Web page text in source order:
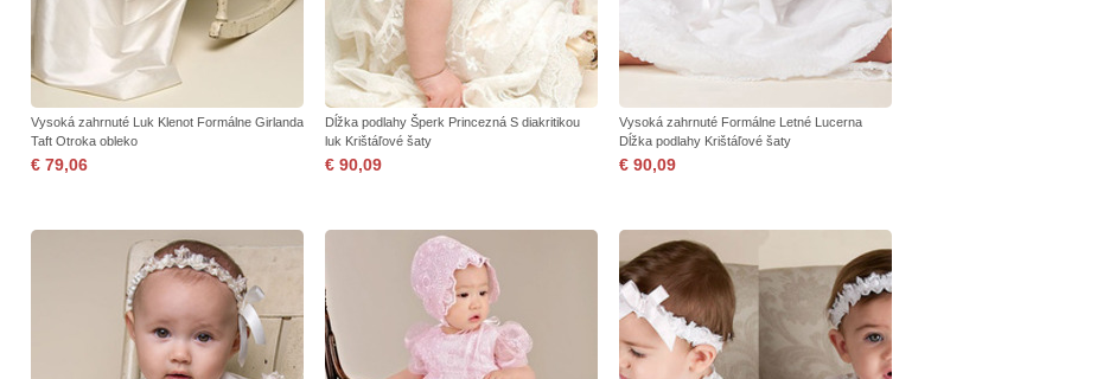
Vysoká zahrnuté Luk Klenot Formálne Girlanda
Taft Otroka obleko
€ 79,06
Dĺžka podlahy Šperk Princezná S diakritikou
luk Krištáľové šaty
€ 90,09
Vysoká zahrnuté Formálne Letné Lucerna
Dĺžka podlahy Krištáľové šaty
€ 90,09